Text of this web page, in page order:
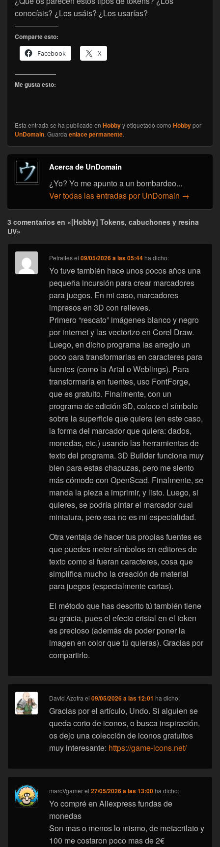
conocíais? ¿Los usáis? ¿Los usarías?
Comparte esto:
Facebook
X
Me gusta esto:
Esta entrada se ha publicado en Hobbyy etiquetado como Hobbypor
UnDomain. Guardaenlace permanente.
Acerca de UnDomain
¿Yo? Yo me apunto a un bombardeo...
Ver todas las entradas por UnDomain →
3 comentarios en «[Hobby] Tokens, cabuchones y resina
UV»
Petraitesel09/05/2026 a las 05:44 ha dicho:
Yo tuve también hace unos pocos años una
pequeña incursión para crear marcadores
para juegos. En mi caso, marcadores
impresos en 3D con relieves.
Primero “rescato” imágenes blanco y negro
por internet y las vectorizo en Corel Draw.
Luego, en dicho programa las arreglo un
poco para transformarlas en caracteres para
fuentes (como la Arial o Weblings). Para
transformarla en fuentes, uso FontForge,
que es gratuito. Finalmente, con un
programa de edición 3D, coloco el símbolo
sobre la superficie que quiera (en este caso,
la forma del marcador que quiera: dados,
monedas, etc.) usando las herramientas de
texto del programa. 3D Builder funciona muy
bien para estas chapuzas, pero me siento
más cómodo con OpenScad. Finalmente, se
manda la pieza a imprimir, y listo. Luego, si
quieres, se podría pintar el marcador cual
miniatura, pero esa no es mi especialidad.
Otra ventaja de hacer tus propias fuentes es
que puedes meter símbolos en editores de
texto como si fueran caracteres, cosa que
simplifica mucho la creación de material
para juegos (especialmente cartas).
El método que has descrito tú también tiene
su gracia, pues el efecto cristal en el token
es precioso (además de poder poner la
imagen en color que tú quieras). Gracias por
compartirlo.
David Azofrael09/05/2026 a las 12:01 ha dicho:
Gracias por el artículo, Undo. Si alguien se
queda corto de iconos, o busca inspiración,
os dejo una colección de iconos gratuitos
muy interesante: https://game-icons.net/
marcVgamerel27/05/2026 a las 13:00 ha dicho:
Yo compré en Aliexpress fundas de
monedas
Son mas o menos lo mismo, de metacrilato y
100 me costaron poco mas de 2€